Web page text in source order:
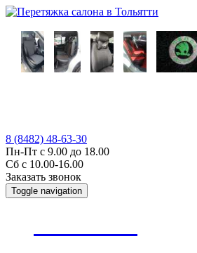
8 (8482) 48-63-30
Пн-Пт с 9.00 до 18.00
Сб с 10.00-16.00
Заказать звонок
Toggle navigation